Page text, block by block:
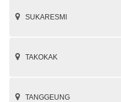
SUKARESMI
TAKOKAK
TANGGEUNG